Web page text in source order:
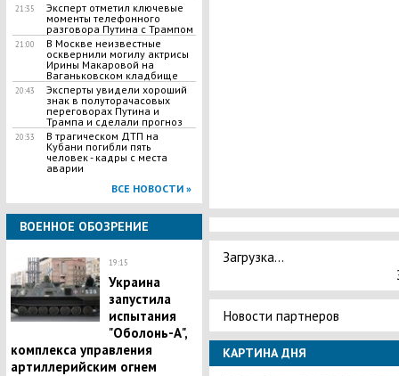
21:35
Эксперт отметил ключевые
моменты телефонного
разговора Путина с Трампом
21:00
В Москве неизвестные
осквернили могилу актрисы
Ирины Макаровой на
Ваганьковском кладбище
20:43
Эксперты увидели хороший
знак в полуторачасовых
переговорах Путина и
Трампа и сделали прогноз
20:33
​В трагическом ДТП на
Кубани погибли пять
человек - кадры с места
аварии
ВСЕ НОВОСТИ »
ВОЕННОЕ ОБОЗРЕНИЕ
19:15
Украина
запустила
испытания
"Оболонь-А",
комплекса управления
артиллерийским огнем
Загрузка...
Новости партнеров
КАРТИНА ДНЯ